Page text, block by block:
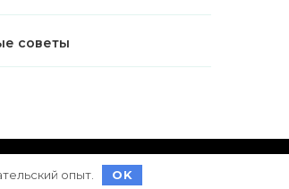
советы
опыт. OK